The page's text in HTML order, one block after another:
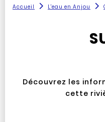
Accueil L'eau en Anjou
Découvrez les
cette